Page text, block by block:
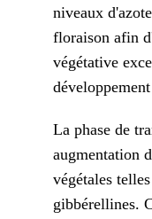
niveaux
floraison afin
végétative
La phase de
augmentation
végétales
gibbérellines.